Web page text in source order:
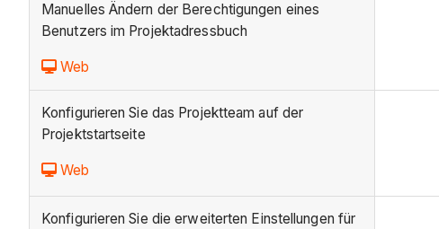
Manuelles Ändern der Berechtigungen eines
Benutzers im Projektadressbuch
Web
Konfigurieren Sie das Projektteam auf der
Projektstartseite
Web
Konfigurieren Sie die erweiterten Einstellungen für